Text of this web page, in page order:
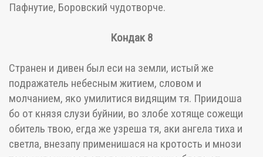
Пафнутие, Боровский чудотворче.
Кондак 8
Странен и дивен был еси на земли, истый же
подражатель небесным житием, словом и
молчанием, яко умилитися видящим тя. Приидоша
бо от князя слузи буйнии, во злобе хотяще сожещи
обитель твою, егда же узреша тя, аки ангела тиха и
светла, внезапу применишася на кротость и мнози